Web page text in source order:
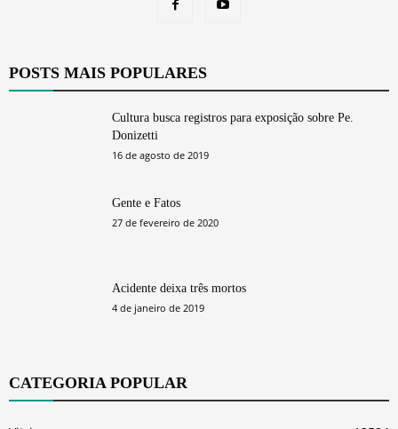
POSTS MAIS POPULARES
Cultura busca registros para exposição sobre Pe.
Donizetti
16 de agosto de 2019
Gente e Fatos
27 de fevereiro de 2020
Acidente deixa três mortos
4 de janeiro de 2019
CATEGORIA POPULAR